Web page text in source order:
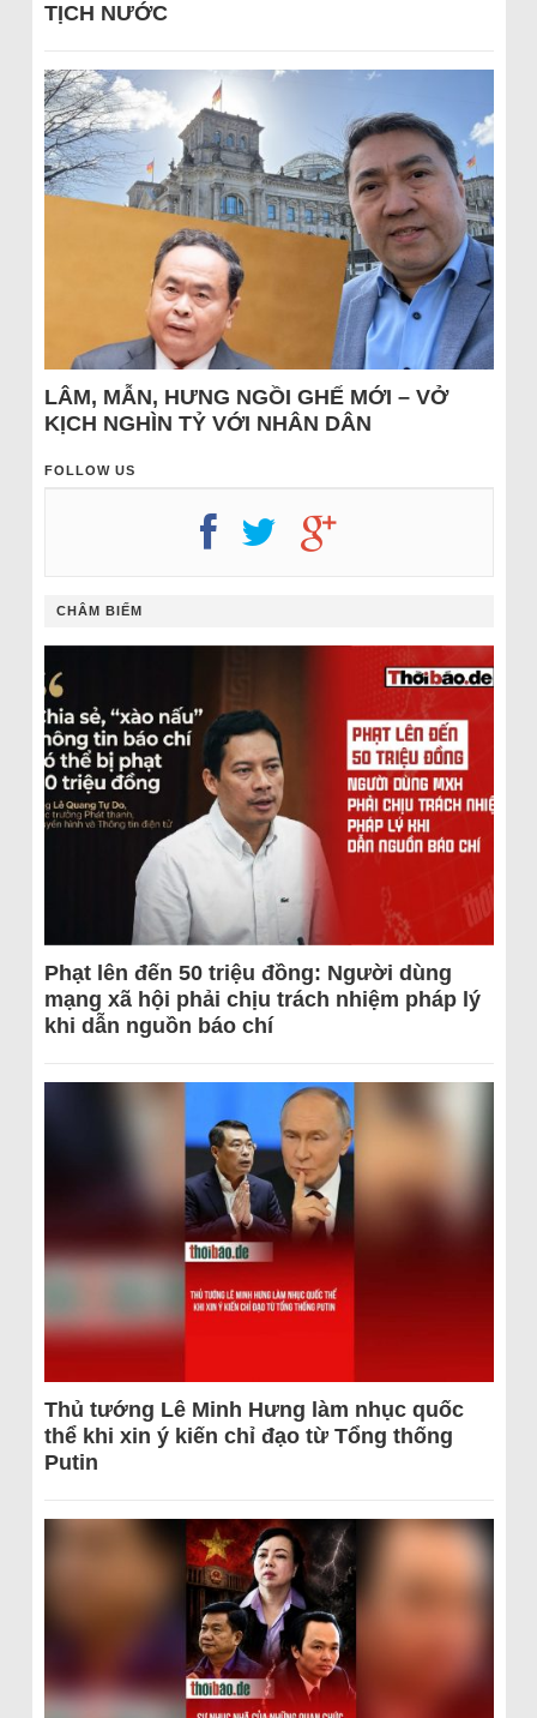
TỊCH NƯỚC
LÂM, MẪN, HƯNG NGỒI GHẾ MỚI – VỞ
KỊCH NGHÌN TỶ VỚI NHÂN DÂN
FOLLOW US
CHÂM BIẾM
Phạt lên đến 50 triệu đồng: Người dùng
mạng xã hội phải chịu trách nhiệm pháp lý
khi dẫn nguồn báo chí
Thủ tướng Lê Minh Hưng làm nhục quốc
thể khi xin ý kiến chỉ đạo từ Tổng thống
Putin